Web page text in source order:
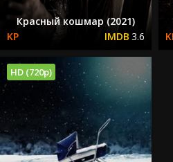
Красный кошмар (2021)
3.6
HD (720p)